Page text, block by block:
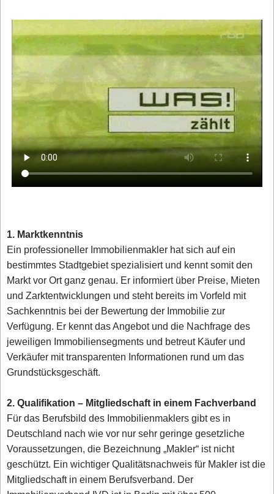
1. Marktkenntnis
Ein professioneller Immobilienmakler hat sich auf ein
bestimmtes Stadtgebiet spezialisiert und kennt somit den
Markt vor Ort ganz genau. Er informiert über Preise, Mieten
und Zarktentwicklungen und steht bereits im Vorfeld mit
Sachkenntnis bei der Bewertung der Immobilie zur
Verfügung. Er kennt das Angebot und die Nachfrage des
jeweiligen Immobiliensegments und betreut Käufer und
Verkäufer mit transparenten Informationen rund um das
Grundstücksgeschäft.
2. Qualifikation – Mitgliedschaft in einem Fachverband
Für das Berufsbild des Immobilienmaklers gibt es in
Deutschland nach wie vor nur sehr geringe gesetzliche
Voraussetzungen, die Bezeichnung „Makler“ ist nicht
geschützt. Ein wichtiger Qualitätsnachweis für Makler ist die
Mitgliedschaft in einem Berufsverband. Der